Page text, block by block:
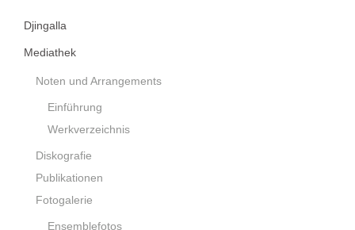
Djingalla
Mediathek
Noten und Arrangements
Einführung
Werkverzeichnis
Diskografie
Publikationen
Fotogalerie
Ensemblefotos